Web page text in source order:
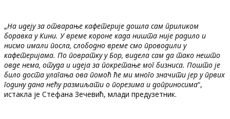
„На идеју за отварање кафетерије дошла сам приликом
боравка у Кини. У време короне када ништа није радило и
нисмо имали посла, слободно време смо проводили у
кафетеријама. По повратку у Бор, видела сам да тако нешто
овде нема, отуда и идеја за покретање мог бизниса. Пошто је
било доста улагања ова помоћ ће ми много значити јер у првих
годину дана нећу размиљати о порезима и доприносима“,
истакла је Стефана Зечевић, млади предузетник.